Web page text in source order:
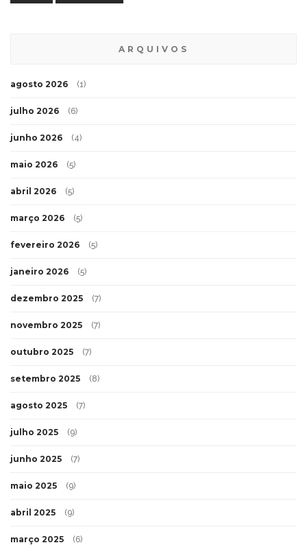
ARQUIVOS
agosto 2026 (1)
julho 2026 (6)
junho 2026 (4)
maio 2026 (5)
abril 2026 (5)
março 2026 (5)
fevereiro 2026 (5)
janeiro 2026 (5)
dezembro 2025 (7)
novembro 2025 (7)
outubro 2025 (7)
setembro 2025 (8)
agosto 2025 (7)
julho 2025 (9)
junho 2025 (7)
maio 2025 (9)
abril 2025 (9)
março 2025 (6)